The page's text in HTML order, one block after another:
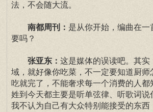
法，不会随大流。
南都周刊： 是从你开始，编曲在
要吗？
张亚东： 这是媒体的误读吧。其
域，就好像你吃菜，不一定要知道厨
吃就完了，不能奢求每一个消费的人
姓到今天都主要是听单弦律、听歌词
我不认为自己有大众特别能接受的东